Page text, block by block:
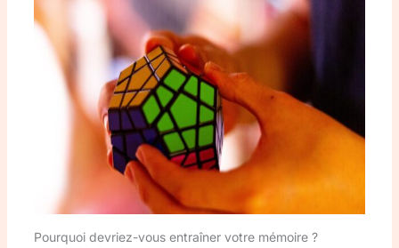
Pourquoi devriez-vous entraîner votre mémoire ?